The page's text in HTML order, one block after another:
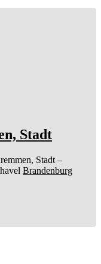
Stadt
Stadt –
Brandenburg